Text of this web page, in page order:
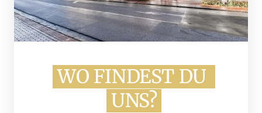
WO FINDEST
DU
UNS?